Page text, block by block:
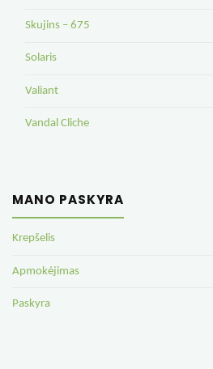
Skujins – 675
Solaris
Valiant
Vandal Cliche
MANO PASKYRA
Krepšelis
Apmokėjimas
Paskyra